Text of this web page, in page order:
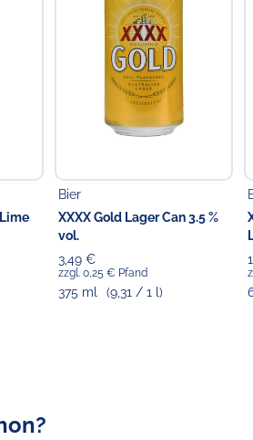
Food GmbH
Bier
XXXX Gold Lager Can 3.5 %
vol.
3,49 €
zzgl. 0,25 € Pfand
375 ml (9,31 / 1 l)